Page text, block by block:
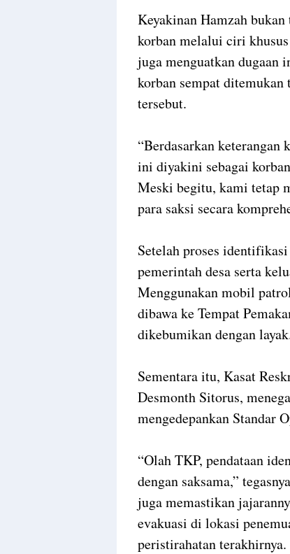
​Keyakinan Hamzah
korban melalui ciri
juga menguatkan dugaan
korban sempat
tersebut.
​“Berdasarkan
ini diyakini sebagai
Meski begitu, kami tetap
para saksi secara
​Setelah proses
pemerintah desa serta
Menggunakan mobil
dibawa ke Tempat
dikebumikan dengan
​Sementara itu, Kasat
Desmonth Sitorus,
mengedepankan Standar
​“Olah TKP, pendataan
dengan saksama,”
juga memastikan
evakuasi di lokasi
peristirahatan